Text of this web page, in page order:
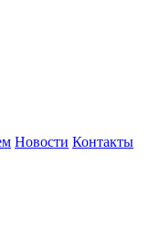
Новости Контакты